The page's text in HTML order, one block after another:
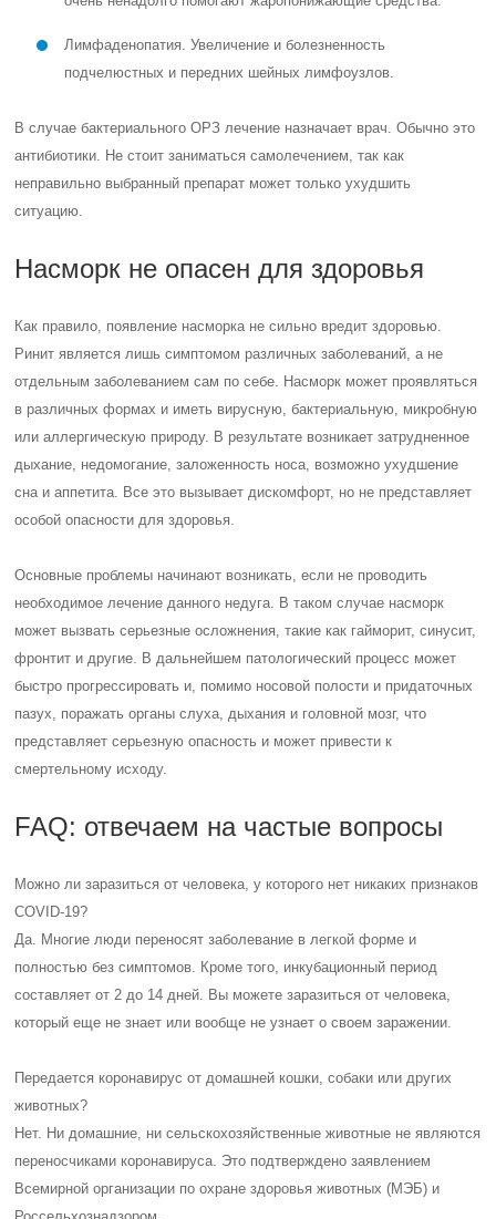
Лимфаденопатия. Увеличение и болезненность
подчелюстных и передних шейных лимфоузлов.
В случае бактериального ОРЗ лечение назначает врач. Обычно это
антибиотики. Не стоит заниматься самолечением, так как
неправильно выбранный препарат может только ухудшить
ситуацию.
Насморк не опасен для здоровья
Как правило, появление насморка не сильно вредит здоровью.
Ринит является лишь симптомом различных заболеваний, а не
отдельным заболеванием сам по себе. Насморк может проявляться
в различных формах и иметь вирусную, бактериальную, микробную
или аллергическую природу. В результате возникает затрудненное
дыхание, недомогание, заложенность носа, возможно ухудшение
сна и аппетита. Все это вызывает дискомфорт, но не представляет
особой опасности для здоровья.
Основные проблемы начинают возникать, если не проводить
необходимое лечение данного недуга. В таком случае насморк
может вызвать серьезные осложнения, такие как гайморит, синусит,
фронтит и другие. В дальнейшем патологический процесс может
быстро прогрессировать и, помимо носовой полости и придаточных
пазух, поражать органы слуха, дыхания и головной мозг, что
представляет серьезную опасность и может привести к
смертельному исходу.
FAQ: отвечаем на частые вопросы
Можно ли заразиться от человека, у которого нет никаких признаков
COVID-19?
Да. Многие люди переносят заболевание в легкой форме и
полностью без симптомов. Кроме того, инкубационный период
составляет от 2 до 14 дней. Вы можете заразиться от человека,
который еще не знает или вообще не узнает о своем заражении.
Передается коронавирус от домашней кошки, собаки или других
животных?
Нет. Ни домашние, ни сельскохозяйственные животные не являются
переносчиками коронавируса. Это подтверждено заявлением
Всемирной организации по охране здоровья животных (МЭБ) и